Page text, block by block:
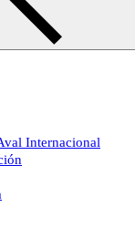
Internacional